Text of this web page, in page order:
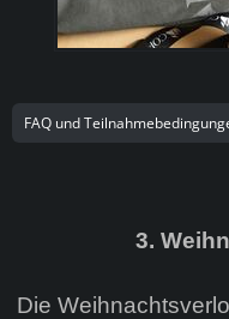
FAQ und
3.
Die